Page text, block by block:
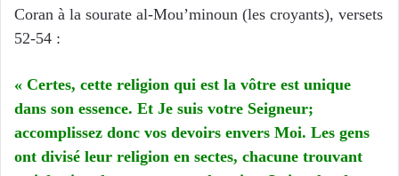
Coran à la sourate al-Mou’minoun (les croyants), versets
52-54 :
« Certes, cette religion qui est la vôtre est unique
dans son essence. Et Je suis votre Seigneur;
accomplissez donc vos devoirs envers Moi. Les gens
ont divisé leur religion en sectes, chacune trouvant